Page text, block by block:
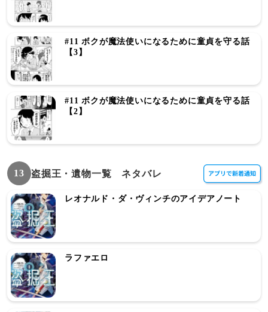
#11 ボクが魔法使いになるために童貞を守る話
【3】
#11 ボクが魔法使いになるために童貞を守る話
【2】
13 盗掘王・遺物一覧 ネタバレ
レオナルド・ダ・ヴィンチのアイデアノート
ラファエロ